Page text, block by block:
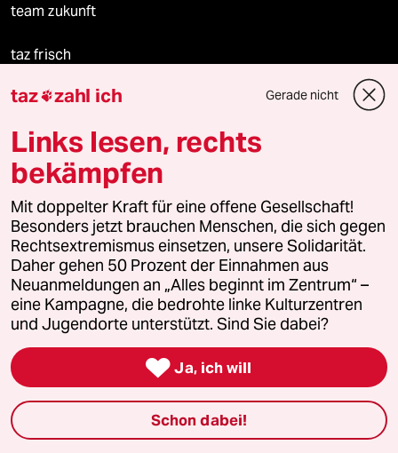
team zukunft
taz frisch
taz zahl ich
taz lab Infobrief
Veranstaltungen
Demnächst
Vor Ort
Live im Stream
Vergangene
taz zahl ich Gerade nicht
Links lesen, rechts
bekämpfen
Mit doppelter Kraft für eine offene Gesellschaft!
Besonders jetzt brauchen Menschen, die sich gegen
Rechtsextremismus einsetzen, unsere Solidarität.
Daher gehen 50 Prozent der Einnahmen aus
Neuanmeldungen an „Alles beginnt im Zentrum“ –
eine Kampagne, die bedrohte linke Kulturzentren
und Jugendorte unterstützt. Sind Sie dabei?
 Ja, ich will
Schon dabei!